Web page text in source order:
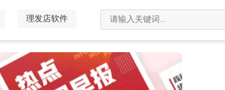
理发店软件